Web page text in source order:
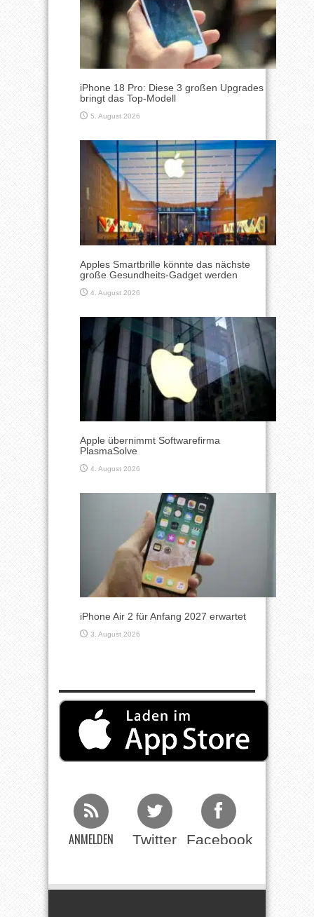
iPhone 18 Pro: Diese 3 großen Upgrades
bringt das Top-Modell
5. August 2026
Apples Smartbrille könnte das nächste
große Gesundheits-Gadget werden
4. August 2026
Apple übernimmt Softwarefirma
PlasmaSolve
4. August 2026
iPhone Air 2 für Anfang 2027 erwartet
3. August 2026
ANMELDEN Twitter Facebook